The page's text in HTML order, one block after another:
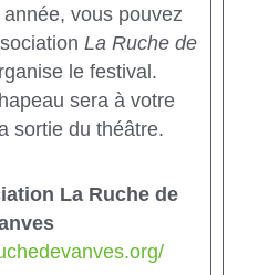
vous pouvez
La Ruche de
le festival.
sera à votre
sortie du théâtre.
La Ruche de